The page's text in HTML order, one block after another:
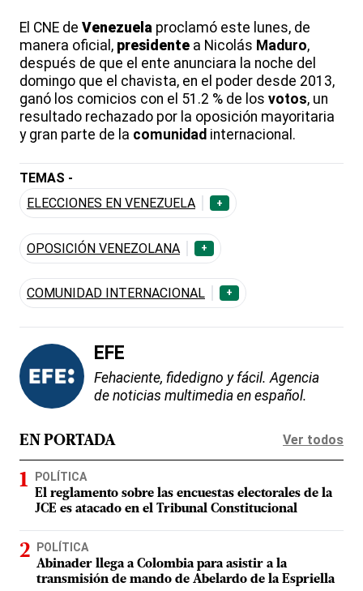
El CNE de Venezuela proclamó este lunes, de
manera oficial, presidente a Nicolás Maduro,
después de que el ente anunciara la noche del
domingo que el chavista, en el poder desde 2013,
ganó los comicios con el 51.2 % de los votos, un
resultado rechazado por la oposición mayoritaria
y gran parte de la comunidad internacional.
TEMAS -
ELECCIONES EN VENEZUELA
+
OPOSICIÓN VENEZOLANA +
COMUNIDAD INTERNACIONAL +
EFE
Fehaciente, fidedigno y fácil. Agencia
de noticias multimedia en español.
EN PORTADA Ver todos
POLÍTICA
El reglamento sobre las encuestas electorales de la
JCE es atacado en el Tribunal Constitucional
POLÍTICA
Abinader llega a Colombia para asistir a la
transmisión de mando de Abelardo de la Espriella